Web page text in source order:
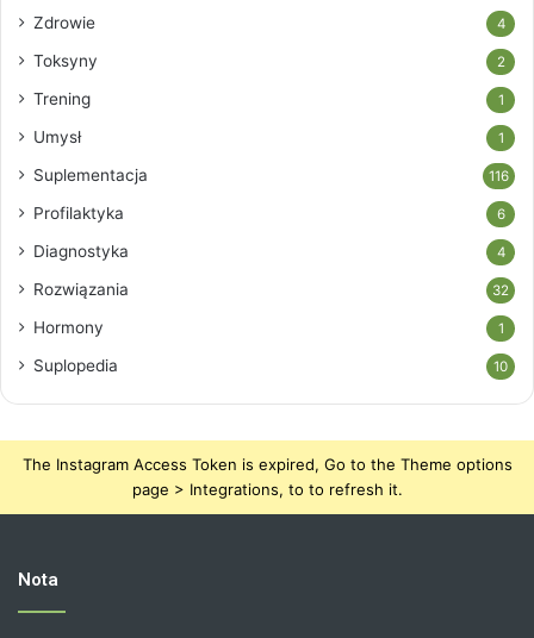
Zdrowie 4
Toksyny 2
Trening 1
Umysł 1
Suplementacja 116
Profilaktyka 6
Diagnostyka 4
Rozwiązania 32
Hormony 1
Suplopedia 10
The Instagram Access Token is expired, Go to the Theme options
page > Integrations, to to refresh it.
Nota